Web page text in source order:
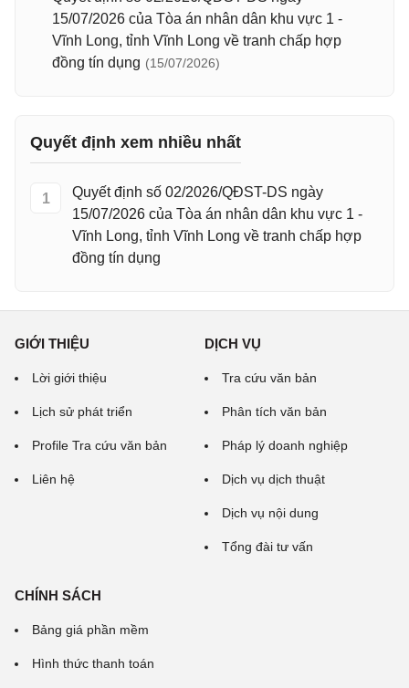
15/07/2026 của Tòa án nhân dân khu vực 1 -
Vĩnh Long, tỉnh Vĩnh Long về tranh chấp hợp
đồng tín dụng (15/07/2026)
Quyết định xem nhiều nhất
1
Quyết định số 02/2026/QĐST-DS ngày
15/07/2026 của Tòa án nhân dân khu vực 1 -
Vĩnh Long, tỉnh Vĩnh Long về tranh chấp hợp
đồng tín dụng
GIỚI THIỆU
Lời giới thiệu
Lịch sử phát triển
Profile Tra cứu văn bản
Liên hệ
DỊCH VỤ
Tra cứu văn bản
Phân tích văn bản
Pháp lý doanh nghiệp
Dịch vụ dịch thuật
Dịch vụ nội dung
Tổng đài tư vấn
CHÍNH SÁCH
Bảng giá phần mềm
Hình thức thanh toán